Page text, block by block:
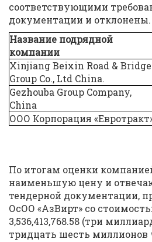
соответствующими
документации и отклонены.
Название подрядной
компании
Xinjiang Beixin Road & Bridge
Group Co., Ltd China.
Gezhouba Group Company,
China
ООО Корпорация
По итогам оценки
наименьшую цену и
тендерной документации,
ОсОО «АзВирт» со
3,536,413,768.58 (три
тридцать шесть миллионов